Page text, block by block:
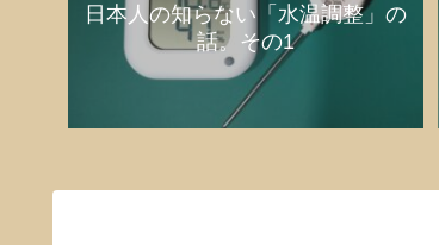
日本人の知らない「水温調整」の
話。その1